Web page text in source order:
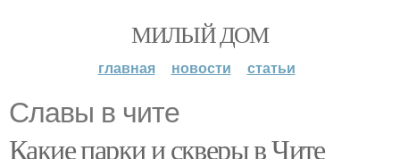
МИЛЫЙ ДОМ
главная новости статьи
Славы в чите
Какие парки и скверы в Чите